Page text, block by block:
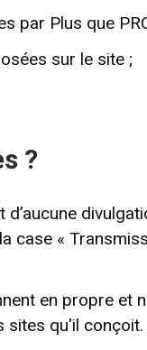
par Plus que
sur le site ;
?
case «
en propre et
sites qu'il conçoit.